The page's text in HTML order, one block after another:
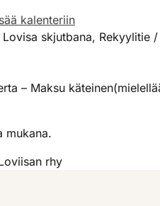
kalenteriin
skjutbana, Rekyylitie
– Maksu
mukana.
rhy